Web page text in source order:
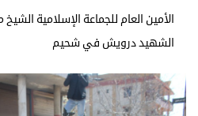
الأمين العام للجماعة الإسلامية
الشهيد درويش في شحيم